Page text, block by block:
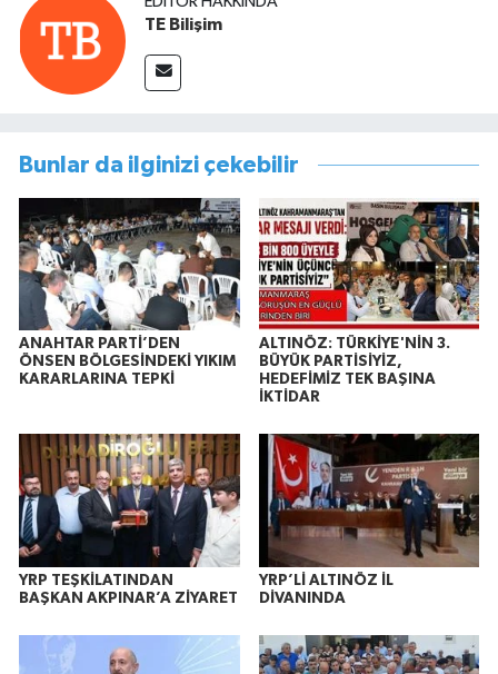
TE Bilişim
Bunlar da ilginizi çekebilir
ANAHTAR PARTİ’DEN
ÖNSEN BÖLGESİNDEKİ YIKIM
KARARLARINA TEPKİ
ALTINÖZ: TÜRKİYE'NİN 3.
BÜYÜK PARTİSİYİZ,
HEDEFİMİZ TEK BAŞINA
İKTİDAR
YRP TEŞKİLATINDAN
BAŞKAN AKPINAR’A ZİYARET
YRP’Lİ ALTINÖZ İL
DİVANINDA